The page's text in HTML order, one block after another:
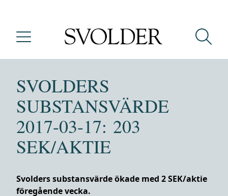
SVOLDERS
SUBSTANSVÄRDE
2017-03-17: 203
SEK/AKTIE
Svolders substansvärde ökade med 2 SEK/aktie
föregående vecka.